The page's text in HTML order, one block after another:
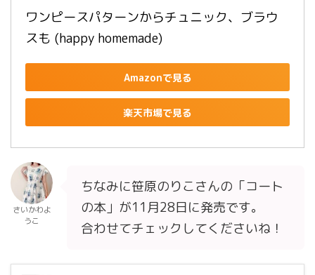
ワンピースパターンからチュニック、ブラウ
スも (happy homemade)
Amazonで見る
楽天市場で見る
さいかわよ
うこ
ちなみに笹原のりこさんの「コート
の本」が11月28日に発売です。
合わせてチェックしてくださいね！